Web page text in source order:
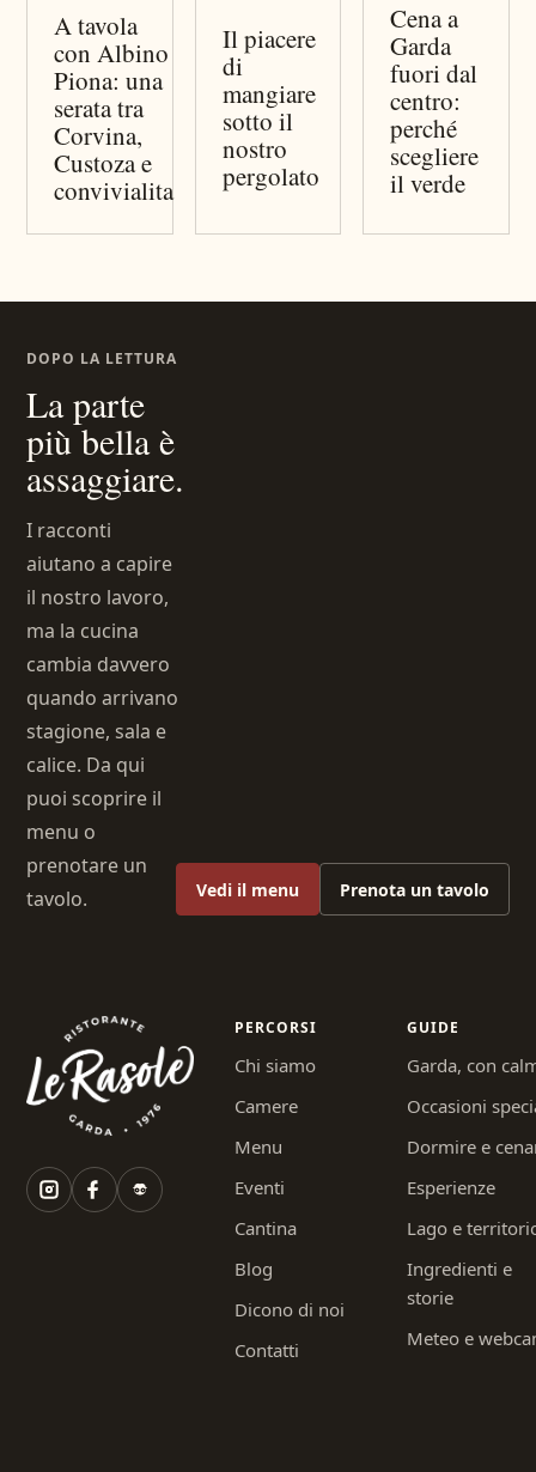
A tavola
con Albino
Piona: una
serata tra
Corvina,
Custoza e
convivialita
Il piacere
di
mangiare
sotto il
nostro
pergolato
Cena a
Garda
fuori dal
centro:
perché
scegliere
il verde
DOPO LA LETTURA
La parte
più bella è
assaggiare.
I racconti
aiutano a capire
il nostro lavoro,
ma la cucina
cambia davvero
quando arrivano
stagione, sala e
calice. Da qui
puoi scoprire il
menu o
prenotare un
tavolo.
Vedi il menu Prenota un tavolo
PERCORSI
Chi siamo
Camere
Menu
Eventi
Cantina
Blog
Dicono di noi
Contatti
GUIDE
Garda, con
Occasioni
Dormire e
Esperienze
Lago e
Ingredienti e
storie
Meteo e